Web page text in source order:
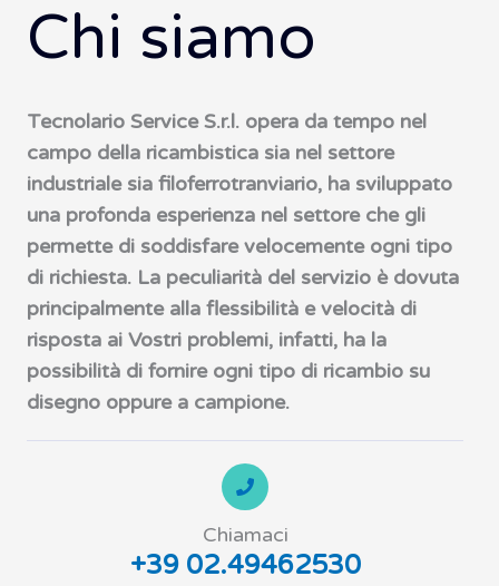
Chi siamo
Tecnolario Service S.r.l. opera da tempo nel
campo della ricambistica sia nel settore
industriale sia filoferrotranviario, ha sviluppato
una profonda esperienza nel settore che gli
permette di soddisfare velocemente ogni tipo
di richiesta. La peculiarità del servizio è dovuta
principalmente alla flessibilità e velocità di
risposta ai Vostri problemi, infatti, ha la
possibilità di fornire ogni tipo di ricambio su
disegno oppure a campione.
Chiamaci
+39 02.49462530